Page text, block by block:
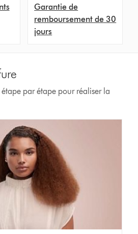
Garantie de
remboursement de 30
jours
par étape pour réaliser la